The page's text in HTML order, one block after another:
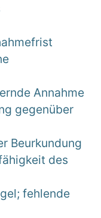
Annahme
gegenüber
Beurkundung
des
fehlende